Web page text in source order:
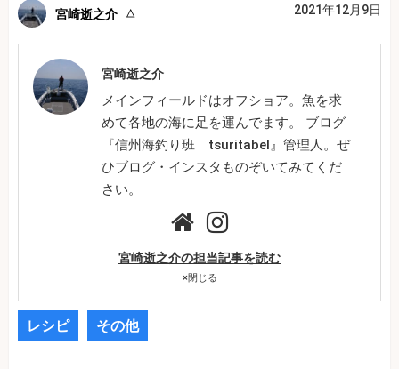
宮崎逝之介 2021年12月9日
宮崎逝之介
メインフィールドはオフショア。魚を求
めて各地の海に足を運んでます。 ブログ
『信州海釣り班 tsuritabel』管理人。ぜ
ひブログ・インスタものぞいてみてくだ
さい。
宮崎逝之介の担当記事を読む
×閉じる
レシピ その他